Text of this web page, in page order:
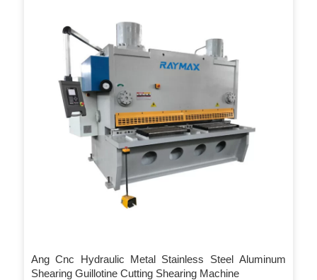
Ang Cnc Hydraulic Metal Stainless Steel Aluminum
Shearing Guillotine Cutting Shearing Machine